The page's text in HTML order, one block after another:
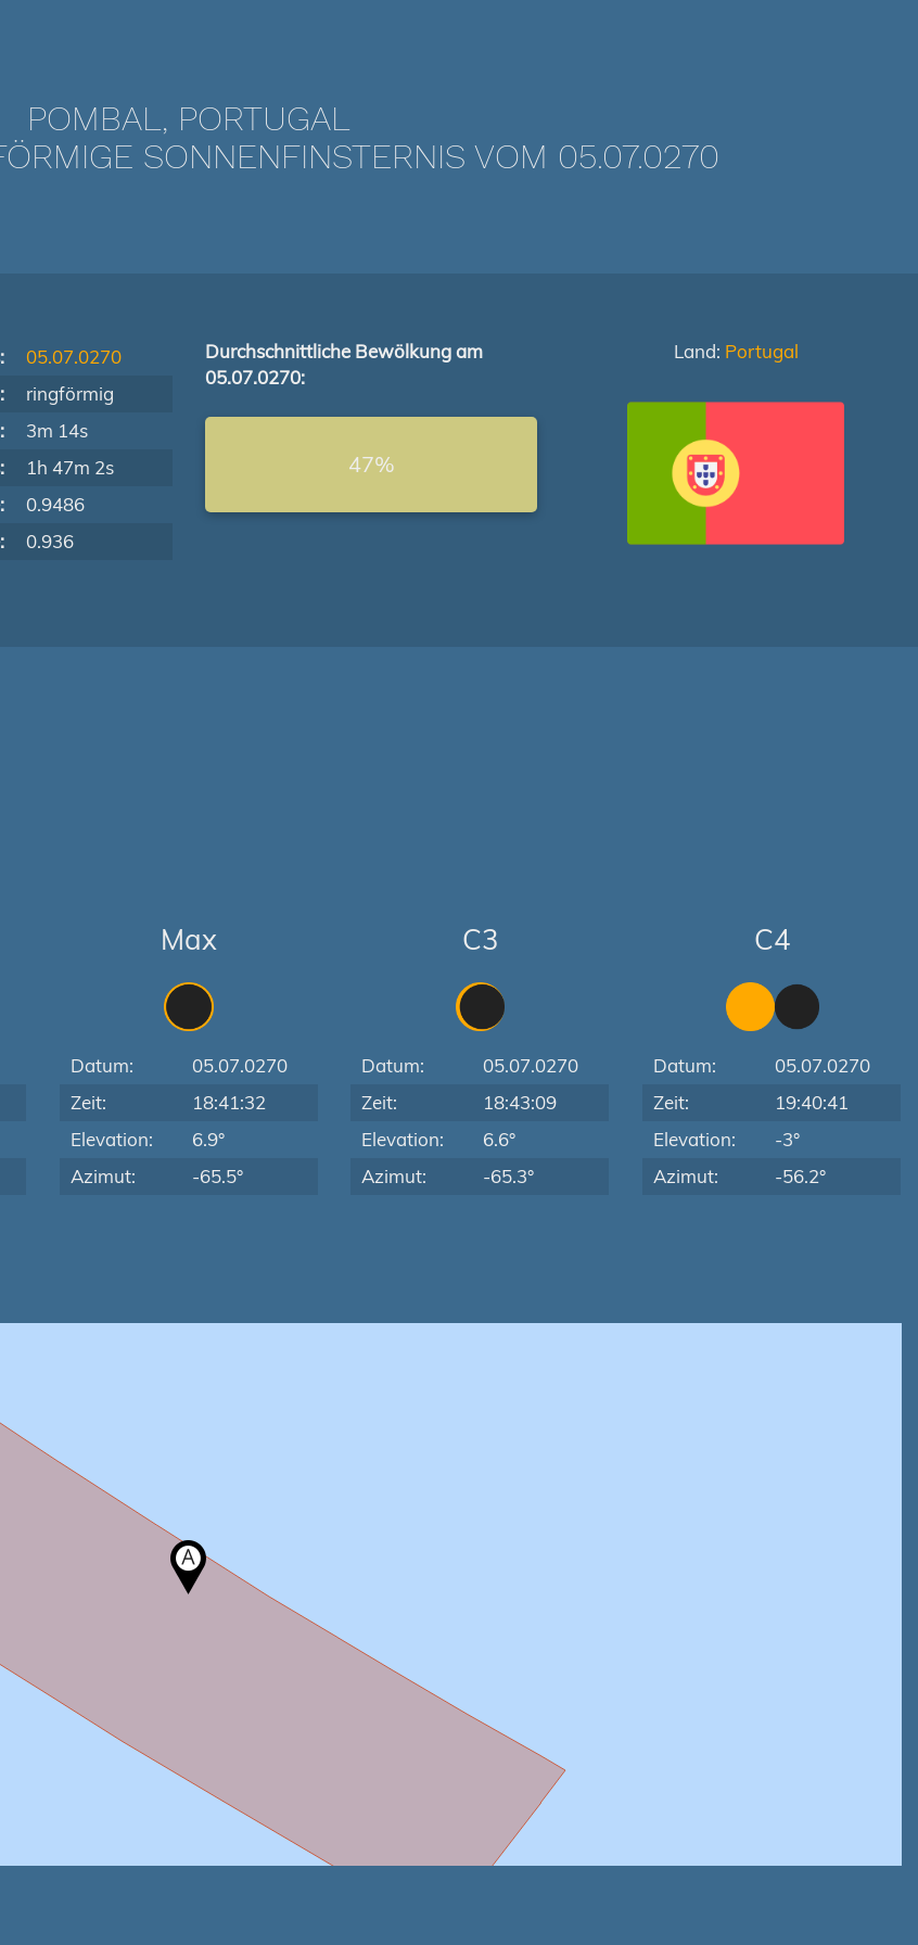
POMBAL, PORTUGAL
SONNENFINSTERNIS VOM 05.07.0270
05.07.0270
ringförmig
3m 14s
1h 47m 2s
0.9486
0.936
Durchschnittliche Bewölkung am
05.07.0270:
47%
Land: Portugal
Max
Datum:
05.07.0270
Zeit:
18:41:32
Elevation:
6.9°
Azimut:
-65.5°
C3
Datum:
05.07.0270
Zeit:
18:43:09
Elevation:
6.6°
Azimut:
-65.3°
C4
Datum:
05.07.0270
Zeit:
19:40:41
Elevation:
-3°
Azimut:
-56.2°